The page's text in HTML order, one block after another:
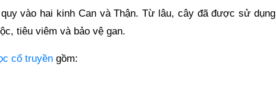
vào hai kinh Can và Thận. Từ lâu, cây đã được sử dụng
tiêu viêm và bảo vệ gan.
cổ truyền gồm: